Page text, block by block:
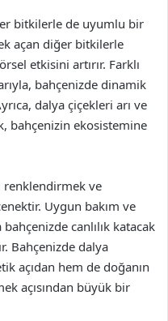
bitkilerle de uyumlu bir
açan diğer bitkilerle
etkisini artırır. Farklı
bahçenizde dinamik
dalya çiçekleri arı ve
bahçenizin ekosistemine
renklendirmek ve
Uygun bakım ve
canlılık katacak
Bahçenizde dalya
açıdan hem de doğanın
açısından büyük bir